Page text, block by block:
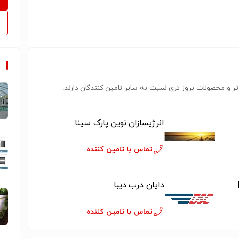
و محصولات بروز تری نسبت به سایر تامین کنندگان دارند.
انرژیسازان نوین پارک سینا
تماس با تامین کننده
دایان درب دیبا
تماس با تامین کننده